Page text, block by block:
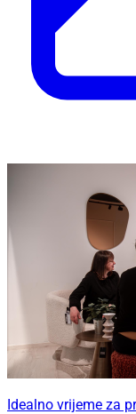
Idealno vrijeme za